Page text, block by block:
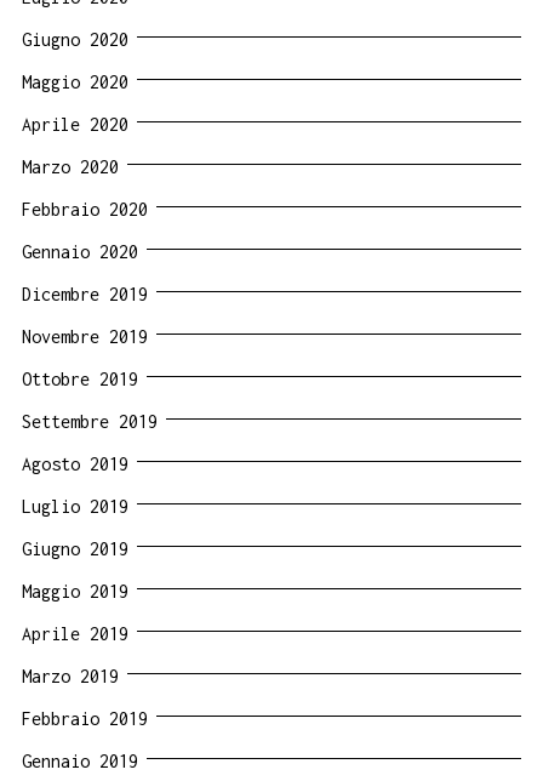
Giugno 2020
Maggio 2020
Aprile 2020
Marzo 2020
Febbraio 2020
Gennaio 2020
Dicembre 2019
Novembre 2019
Ottobre 2019
Settembre 2019
Agosto 2019
Luglio 2019
Giugno 2019
Maggio 2019
Aprile 2019
Marzo 2019
Febbraio 2019
Gennaio 2019